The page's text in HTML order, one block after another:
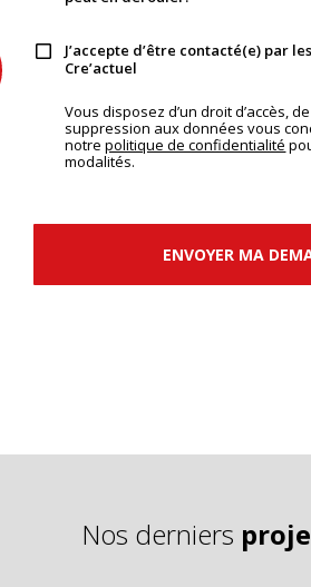
J’accepte d’être contacté(e) par
Cre’actuel
Vous disposez d’un droit d’accès,
suppression aux données vous
notrepolitique de confidentialité
modalités.
ENVOYER MA
Nos derniers